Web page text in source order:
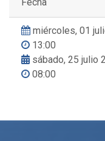
miércoles, 01
13:00
sábado, 25 julio
08:00